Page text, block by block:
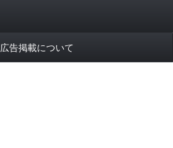
広告掲載について